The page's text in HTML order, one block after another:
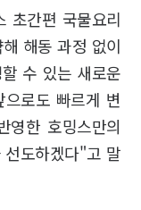
초간편 국물요리
해동 과정 없이
수 있는 새로운
로도 빠르게 변
영한 호밍스만의
도하겠다"고 말